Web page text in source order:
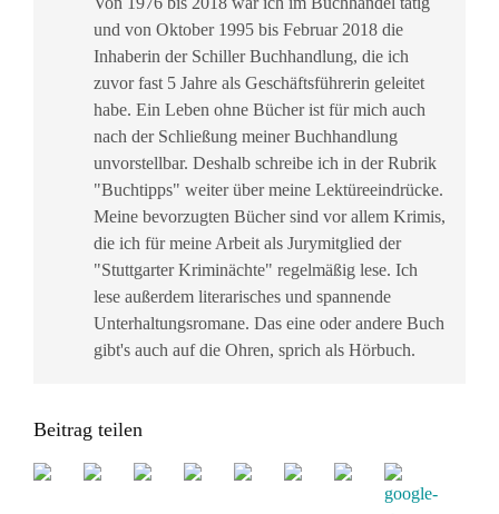
und von Oktober 1995 bis Februar 2018 die
Inhaberin der Schiller Buchhandlung, die ich
zuvor fast 5 Jahre als Geschäftsführerin geleitet
habe. Ein Leben ohne Bücher ist für mich auch
nach der Schließung meiner Buchhandlung
unvorstellbar. Deshalb schreibe ich in der Rubrik
"Buchtipps" weiter über meine Lektüreeindrücke.
Meine bevorzugten Bücher sind vor allem Krimis,
die ich für meine Arbeit als Jurymitglied der
"Stuttgarter Kriminächte" regelmäßig lese. Ich
lese außerdem literarisches und spannende
Unterhaltungsromane. Das eine oder andere Buch
gibt's auch auf die Ohren, sprich als Hörbuch.
Beitrag teilen